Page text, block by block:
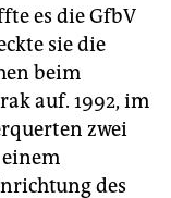
es die GfbV
sie die
beim
auf. 1992, im
zwei
des